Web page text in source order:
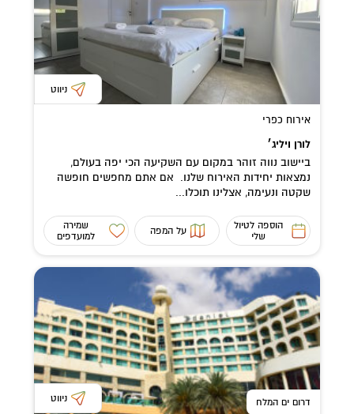
ניווט
אירוח כפרי
לורן ויליג׳
ביישוב נווה זוהר במקום עם השקיעה הכי יפה בעולם,
נמצאות יחידות האירוח שלנו. אם אתם מחפשים חופשה
שקטה ונעימה, אצלינו תוכלו...
הוספה לטיול
שלי
על המפה
שמירה
למועדפים
דרום ים המלח ניווט